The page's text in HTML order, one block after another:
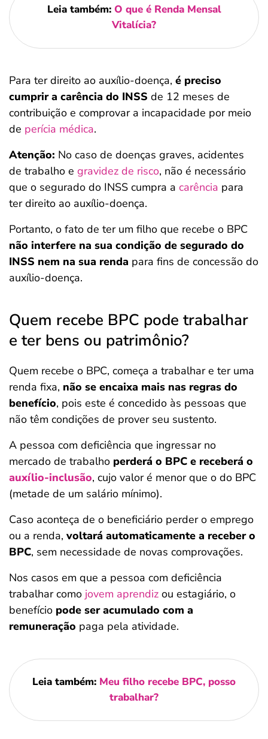
Leia também: O que é Renda Mensal
Vitalícia?
Para ter direito ao auxílio-doença, é preciso
cumprir a carência do INSS de 12 meses de
contribuição e comprovar a incapacidade por meio
de perícia médica.
Atenção: No caso de doenças graves, acidentes
de trabalho e gravidez de risco, não é necessário
que o segurado do INSS cumpra a carência para
ter direito ao auxílio-doença.
Portanto, o fato de ter um filho que recebe o BPC
não interfere na sua condição de segurado do
INSS nem na sua renda para fins de concessão do
auxílio-doença.
Quem recebe BPC pode trabalhar
e ter bens ou patrimônio?
Quem recebe o BPC, começa a trabalhar e ter uma
renda fixa, não se encaixa mais nas regras do
benefício, pois este é concedido às pessoas que
não têm condições de prover seu sustento.
A pessoa com deficiência que ingressar no
mercado de trabalho perderá o BPC e receberá o
auxílio-inclusão, cujo valor é menor que o do BPC
(metade de um salário mínimo).
Caso aconteça de o beneficiário perder o emprego
ou a renda, voltará automaticamente a receber o
BPC, sem necessidade de novas comprovações.
Nos casos em que a pessoa com deficiência
trabalhar como jovem aprendiz ou estagiário, o
benefício pode ser acumulado com a
remuneração paga pela atividade.
Leia também: Meu filho recebe BPC, posso
trabalhar?